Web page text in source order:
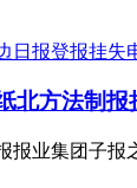
日报登报挂失
北方法制报
报业集团子